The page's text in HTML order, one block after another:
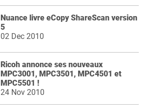
Nuance livre eCopy ShareScan version
5
02 Dec 2010
Ricoh annonce ses nouveaux
MPC3001, MPC3501, MPC4501 et
MPC5501 !
24 Nov 2010